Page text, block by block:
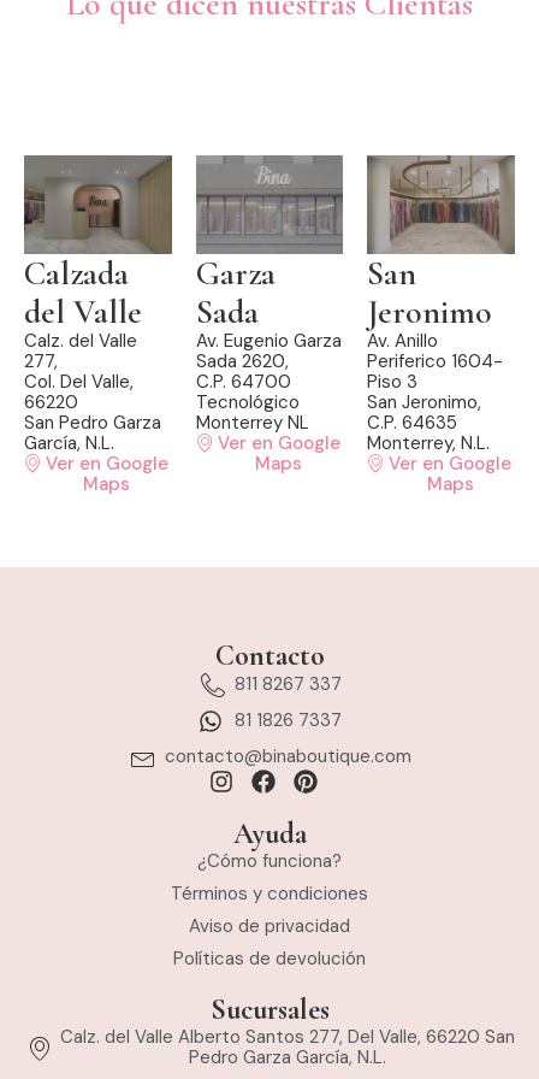
Calzada
del Valle
Calz. del Valle
277,
Col. Del Valle,
66220
San Pedro Garza
García, N.L.
Ver en Google
Maps
Garza
Sada
Av. Eugenio Garza
Sada 2620,
C.P. 64700
Tecnológico
Monterrey NL
Ver en Google
Maps
San
Jeronimo
Av. Anillo
Periferico 1604-
Piso 3
San Jeronimo,
C.P. 64635
Monterrey, N.L.
Ver en Google
Maps
Contacto
811 8267 337
81 1826 7337
contacto@binaboutique.com
Ayuda
¿Cómo funciona?
Términos y condiciones
Aviso de privacidad
Políticas de devolución
Sucursales
Calz. del Valle Alberto Santos 277, Del Valle, 66220 San
Pedro Garza García, N.L.